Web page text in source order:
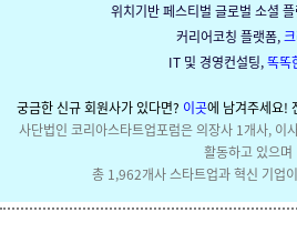
위치기반 페스티벌 글로벌 소셜
커리어코칭 플랫폼,
IT 및 경영컨설팅,똑똑
궁금한 신규 회원사가 있다면? 이곳에 남겨주세요!
사단법인 코리아스타트업포럼은 의장사 1개사, 이
활동하고 있으며
총 1,962개사 스타트업과 혁신 기업